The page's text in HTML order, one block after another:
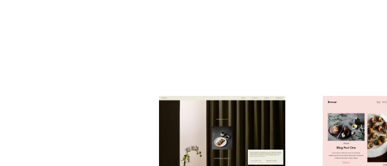
HÉRON
$192+
4 catégories
Brower
$0.00 $192+
2 catégories